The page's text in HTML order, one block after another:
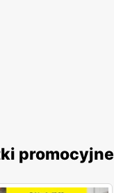
promocyjne